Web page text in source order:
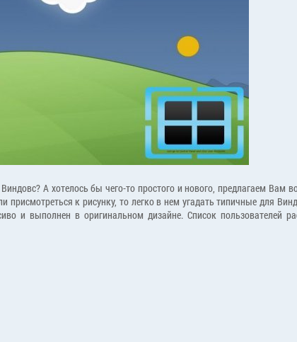
А хотелось бы чего-то простого и нового, предлагаем Вам
к рисунку, то легко в нем угадать типичные для
и выполнен в оригинальном дизайне. Список пользователей